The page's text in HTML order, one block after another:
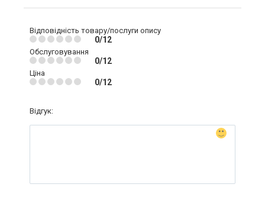
Відповідність товару/послуги опису
0/12
Обслуговування
0/12
Ціна
0/12
Відгук: